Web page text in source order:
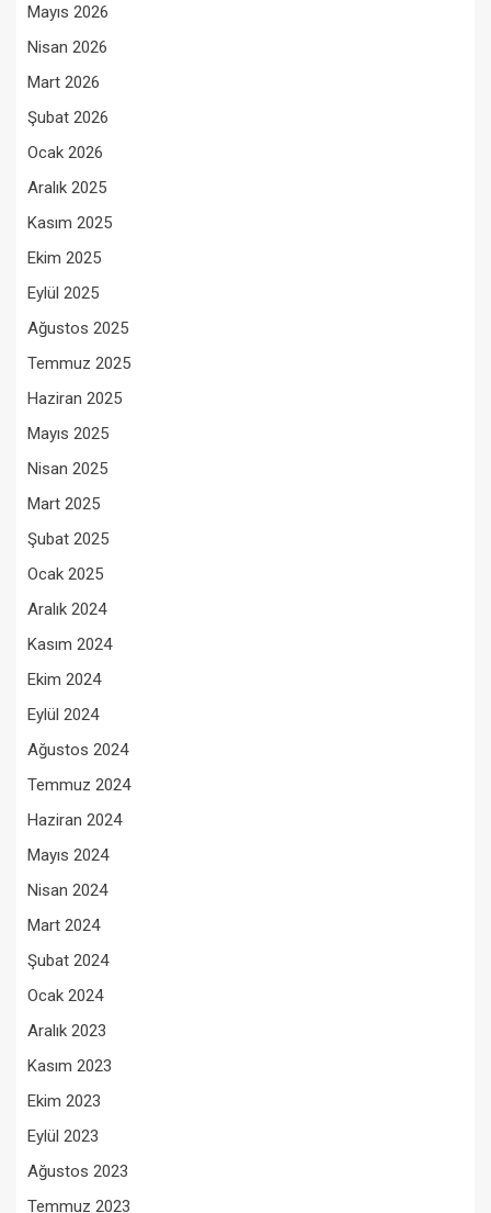
Mayıs 2026
Nisan 2026
Mart 2026
Şubat 2026
Ocak 2026
Aralık 2025
Kasım 2025
Ekim 2025
Eylül 2025
Ağustos 2025
Temmuz 2025
Haziran 2025
Mayıs 2025
Nisan 2025
Mart 2025
Şubat 2025
Ocak 2025
Aralık 2024
Kasım 2024
Ekim 2024
Eylül 2024
Ağustos 2024
Temmuz 2024
Haziran 2024
Mayıs 2024
Nisan 2024
Mart 2024
Şubat 2024
Ocak 2024
Aralık 2023
Kasım 2023
Ekim 2023
Eylül 2023
Ağustos 2023
Temmuz 2023